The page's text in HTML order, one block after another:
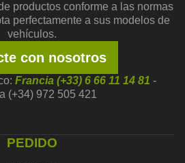
productos conforme a las normas
perfectamente a sus modelos de
vehículos.
con nosotros
Francia (+33) 6 66 11 14 81 -
(+34) 972 505 421
PEDIDO